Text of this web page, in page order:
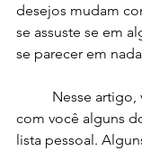
desejos mudam
se assuste se em
se parecer em
com você alguns
lista pessoal.